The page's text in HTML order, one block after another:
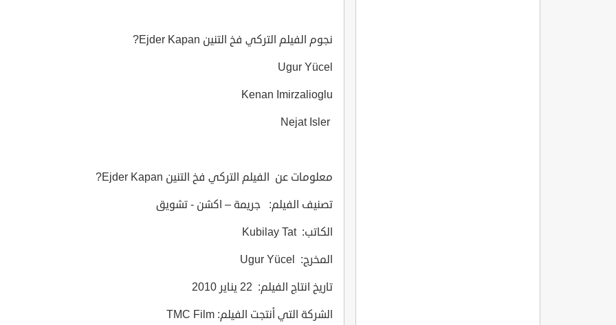
نجوم الفيلم التركي فخ التنين Ejder Kapan?
Ugur Yücel
Kenan Imirzalioglu
معلومات عن الفيلم التركي فخ التنين Ejder Kapan?
تصنيف الفيلم: جريمة – اكشن - تشويق
الكاتب: Kubilay Tat
المخرج: Ugur Yücel
تاريخ انتاج الفيلم: 22 يناير 2010
الشركة التي أنتجت الفيلم: TMC Film